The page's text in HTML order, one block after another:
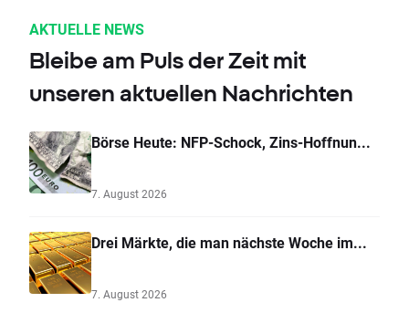
AKTUELLE NEWS
Bleibe am Puls der Zeit mit
unseren aktuellen Nachrichten
Börse Heute: NFP-Schock, Zins-Hoffnun...
7. August 2026
Drei Märkte, die man nächste Woche im...
7. August 2026